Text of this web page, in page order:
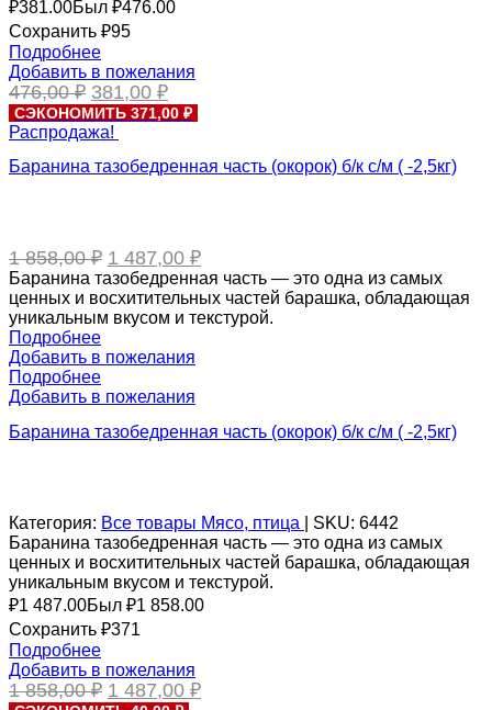
₽381.00Был ₽476.00
Сохранить ₽95
Подробнее
Добавить в пожелания
476,00₽ Первоначальная
цена
составляла
381,00 ₽Текущая
цена:
СЭКОНОМИТЬ 371,00 ₽
Распродажа!
Баранина тазобедренная часть (окорок) б/к с/м ( -2,5кг)
1 858,00₽ Первоначальная
цена
составляла
1
1 487,00 ₽Текущая
цена:
1
487,00 ₽.
Баранина тазобедренная часть — это одна из самых
ценных и восхитительных частей барашка, обладающая
уникальным вкусом и текстурой.
Подробнее
Добавить в пожелания
Подробнее
Добавить в пожелания
Баранина тазобедренная часть (окорок) б/к с/м ( -2,5кг)
Категория: Все товары Мясо, птица SKU: 6442
Баранина тазобедренная часть — это одна из самых
ценных и восхитительных частей барашка, обладающая
уникальным вкусом и текстурой.
₽1 487.00Был ₽1 858.00
Сохранить ₽371
Подробнее
Добавить в пожелания
1 858,00₽ Первоначальная
1 487,00 ₽Текущая